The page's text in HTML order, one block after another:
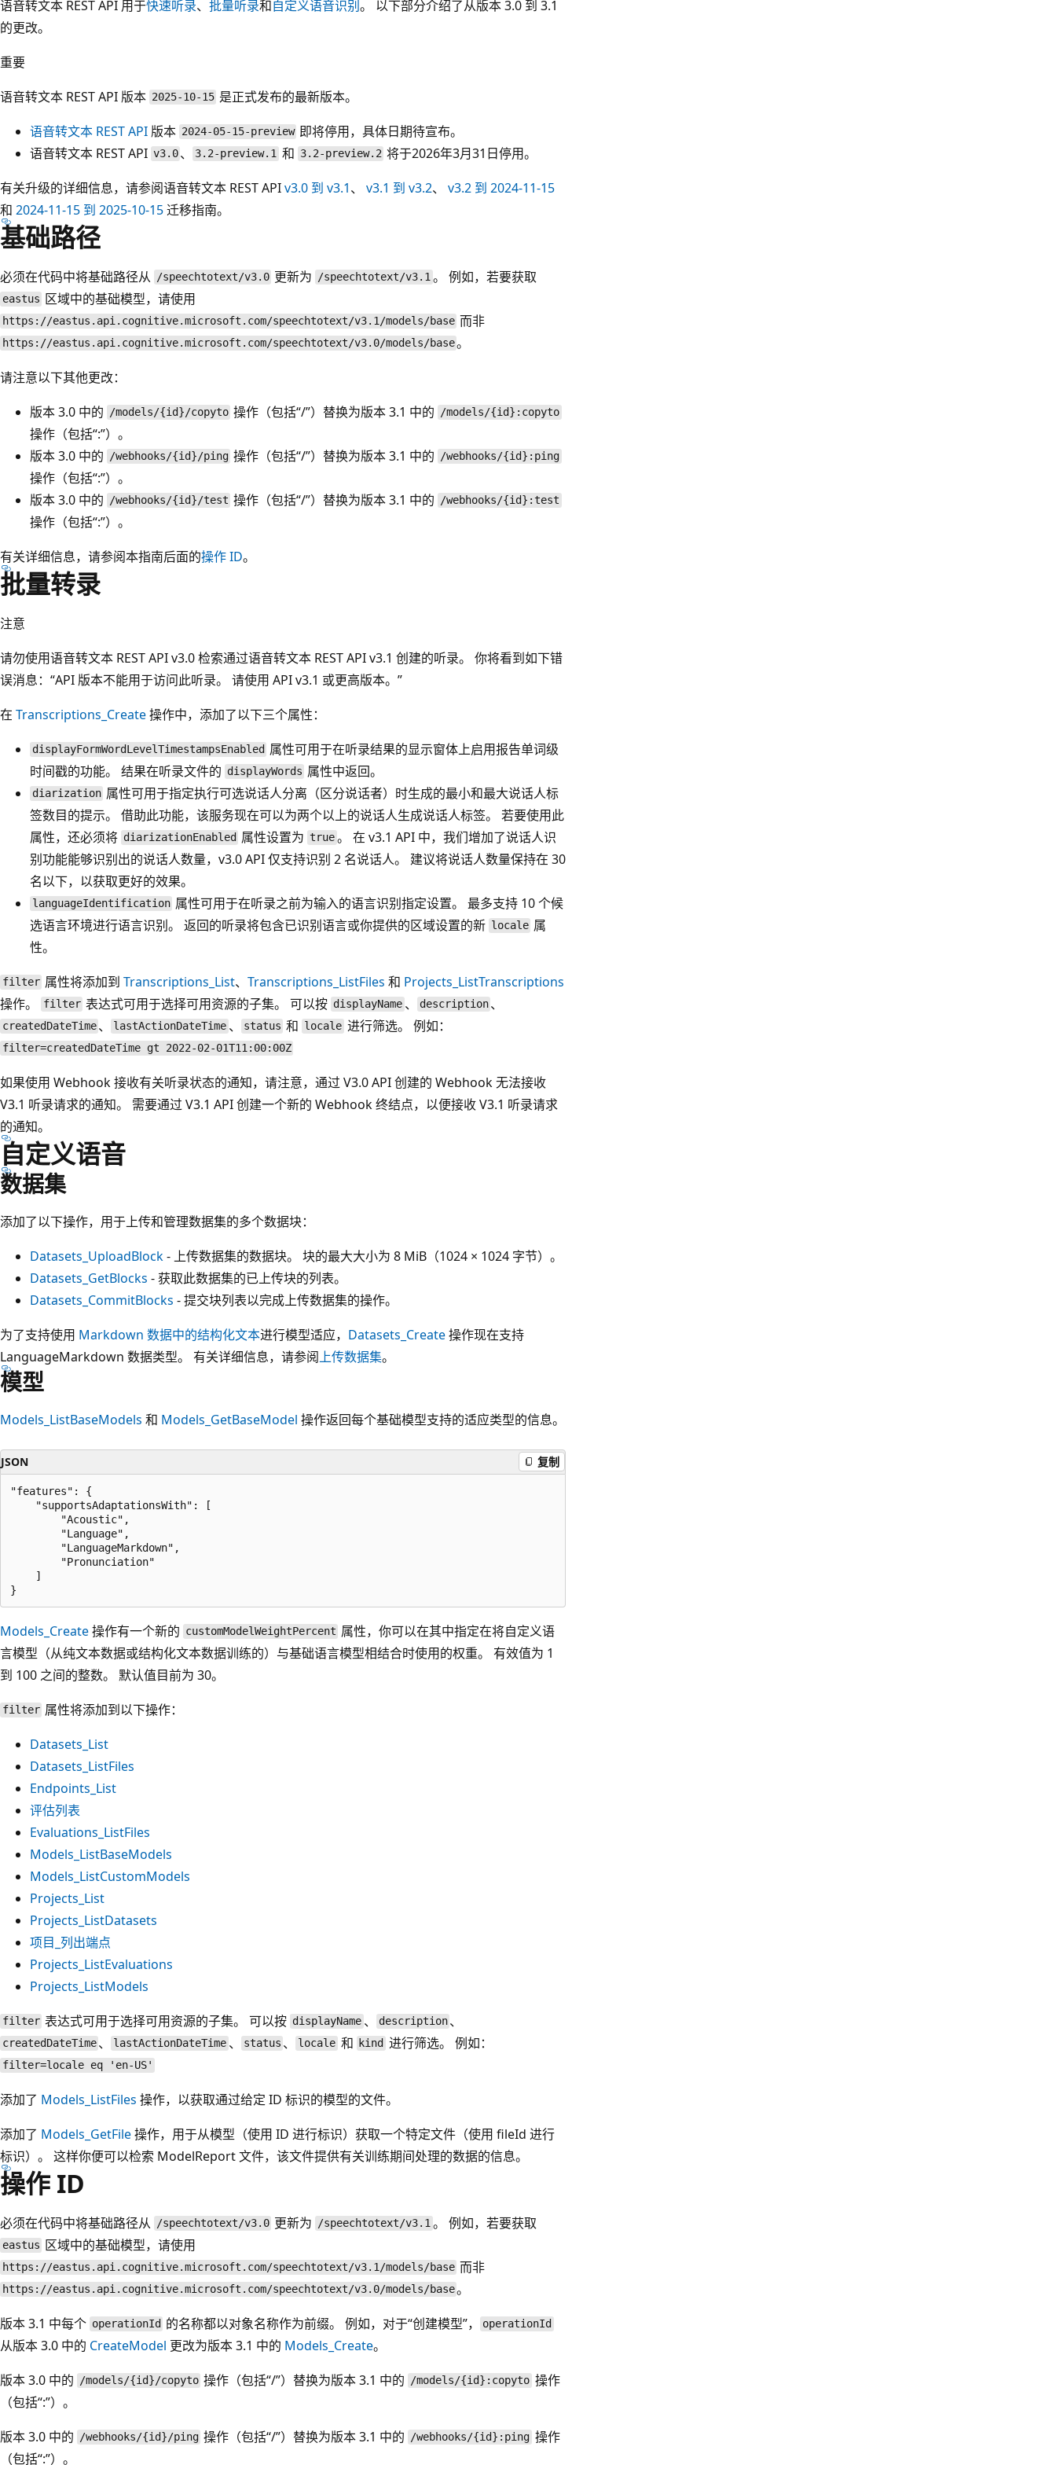
语音转文本 REST API 用于快速听录、 批量听录和自定义语音识别。 以下部分介绍了从版本 3.0 到 3.1
的更改。
重要
语音转文本 REST API 版本 2025-10-15 是正式发布的最新版本。
语音转文本 REST API 版本 2024-05-15-preview 即将停用，具体日期待宣布。
语音转文本 REST API v3.0 、 3.2-preview.1 和 3.2-preview.2 将于2026年3月31日停用。
有关升级的详细信息，请参阅语音转文本 REST APIv3.0 到 v3.1、 v3.1 到 v3.2、 v3.2 到 2024-11-15
和 2024-11-15 到 2025-10-15迁移指南。
基础路径
必须在代码中将基础路径从 /speechtotext/v3.0 更新为 /speechtotext/v3.1。 例如，若要获取
eastus 区域中的基础模型，请使用
https://eastus.api.cognitive.microsoft.com/speechtotext/v3.1/models/base 而非
https://eastus.api.cognitive.microsoft.com/speechtotext/v3.0/models/base。
请注意以下其他更改：
版本 3.0 中的 /models/{id}/copyto 操作（包括“/”）替换为版本 3.1 中的 /models/{id}:copyto
操作（包括“:”）。
版本 3.0 中的 /webhooks/{id}/ping 操作（包括“/”）替换为版本 3.1 中的 /webhooks/{id}:ping
操作（包括“:”）。
版本 3.0 中的 /webhooks/{id}/test 操作（包括“/”）替换为版本 3.1 中的 /webhooks/{id}:test
操作（包括“:”）。
有关详细信息，请参阅本指南后面的操作 ID。
批量转录
注意
请勿使用语音转文本 REST API v3.0 检索通过语音转文本 REST API v3.1 创建的听录。 你将看到如下错
误消息：“API 版本不能用于访问此听录。 请使用 API v3.1 或更高版本。”
在 Transcriptions_Create操作中，添加了以下三个属性：
displayFormWordLevelTimestampsEnabled 属性可用于在听录结果的显示窗体上启用报告单词级
时间戳的功能。 结果在听录文件的 displayWords 属性中返回。
diarization 属性可用于指定执行可选说话人分离（区分说话者）时生成的最小和最大说话人标
签数目的提示。 借助此功能，该服务现在可以为两个以上的说话人生成说话人标签。 若要使用此
属性，还必须将 diarizationEnabled 属性设置为true。 在 v3.1 API 中，我们增加了说话人识
别功能能够识别出的说话人数量，v3.0 API 仅支持识别 2 名说话人。 建议将说话人数量保持在 30
名以下，以获取更好的效果。
languageIdentification 属性可用于在听录之前为输入的语言识别指定设置。 最多支持 10 个候
选语言环境进行语言识别。 返回的听录将包含已识别语言或你提供的区域设置的新 locale 属
性。
filter 属性将添加到Transcriptions_List、Transcriptions_ListFiles 和 Projects_ListTranscriptions
操作。
filter 表达式可用于选择可用资源的子集。 可以按 displayName 、 description 、
createdDateTime 、 lastActionDateTime 、 status 和 locale 进行筛选。 例如：
filter=createdDateTime gt 2022-02-01T11:00:00Z
如果使用 Webhook 接收有关听录状态的通知，请注意，通过 V3.0 API 创建的 Webhook 无法接收
V3.1 听录请求的通知。 需要通过 V3.1 API 创建一个新的 Webhook 终结点，以便接收 V3.1 听录请求
的通知。
自定义语音
数据集
添加了以下操作，用于上传和管理数据集的多个数据块：
Datasets_UploadBlock- 上传数据集的数据块。 块的最大大小为 8 MiB（1024 × 1024 字节）。
Datasets_GetBlocks - 获取此数据集的已上传块的列表。
Datasets_CommitBlocks - 提交块列表以完成上传数据集的操作。
为了支持使用 Markdown 数据中的结构化文本进行模型适应， Datasets_Create操作现在支持
LanguageMarkdown 数据类型。 有关详细信息，请参阅上传数据集。
模型
Models_ListBaseModels 和 Models_GetBaseModel 操作返回每个基础模型支持的适应类型的信息。
JSON 复制
"features": {
    "supportsAdaptationsWith": [
        "Acoustic",
        "Language",
        "LanguageMarkdown",
        "Pronunciation"
    ]
Models_Create操作有一个新的 customModelWeightPercent 属性，你可以在其中指定在将自定义语
言模型（从纯文本数据或结构化文本数据训练的）与基础语言模型相结合时使用的权重。 有效值为 1
到 100 之间的整数。 默认值目前为 30。
filter 属性将添加到以下操作：
Datasets_List
Datasets_ListFiles
Endpoints_List
评估列表
Evaluations_ListFiles
Models_ListBaseModels
Models_ListCustomModels
Projects_List
Projects_ListDatasets
项目_列出端点
Projects_ListEvaluations
Projects_ListModels
filter 表达式可用于选择可用资源的子集。 可以按 displayName 、 description 、
createdDateTime 、 lastActionDateTime 、 status 、 locale 和 kind 进行筛选。 例如：
filter=locale eq 'en-US'
添加了 Models_ListFiles 操作，以获取通过给定 ID 标识的模型的文件。
添加了 Models_GetFile操作，用于从模型（使用 ID 进行标识）获取一个特定文件（使用 fileId 进行
标识）。 这样你便可以检索 ModelReport 文件，该文件提供有关训练期间处理的数据的信息。
操作 ID
必须在代码中将基础路径从 /speechtotext/v3.0 更新为 /speechtotext/v3.1。 例如，若要获取
eastus 区域中的基础模型，请使用
https://eastus.api.cognitive.microsoft.com/speechtotext/v3.1/models/base 而非
https://eastus.api.cognitive.microsoft.com/speechtotext/v3.0/models/base。
版本 3.1 中每个 operationId 的名称都以对象名称作为前缀。 例如，对于“创建模型”， operationId
从版本 3.0 中的 CreateModel 更改为版本 3.1 中的 Models_Create。
版本 3.0 中的 /models/{id}/copyto 操作（包括“/”）替换为版本 3.1 中的 /models/{id}:copyto 操作
（包括“:”）。
版本 3.0 中的 /webhooks/{id}/ping 操作（包括“/”）替换为版本 3.1 中的 /webhooks/{id}:ping 操作
（包括“:”）。